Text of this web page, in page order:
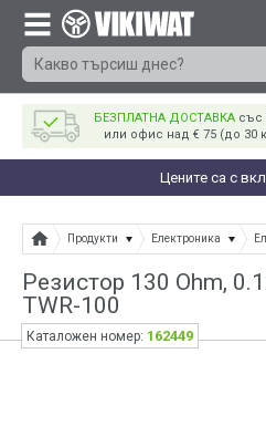
БЕЗПЛАТНА ДОСТАВКА със
или офис над € 75 (до 30
Цените са с
Продукти Електроника
Резистор 130 Ohm,
ТWR-100
Каталожен номер: 162449